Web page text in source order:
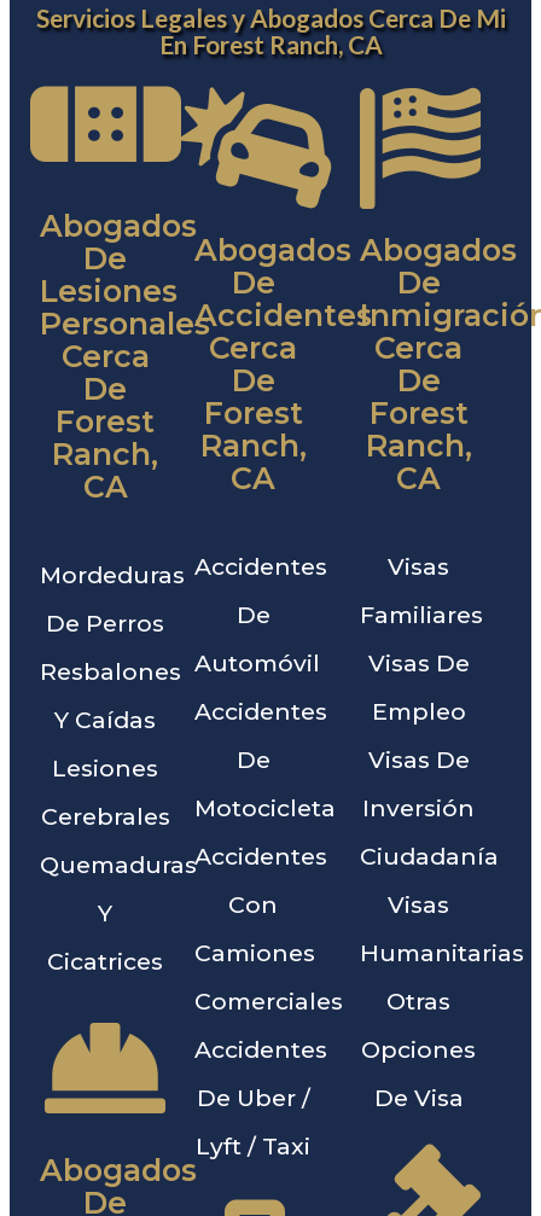
Servicios Legales y Abogados Cerca De Mi
En Forest Ranch, CA
Abogados
De
Lesiones
Personales
Cerca
De
Forest
Ranch,
CA
Mordeduras
De Perros
Resbalones
Y Caídas
Lesiones
Cerebrales
Quemaduras
Y
Cicatrices
Abogados
De
Abogados
De
Accidentes
Cerca
De
Forest
Ranch,
CA
Accidentes
De
Automóvil
Accidentes
De
Motocicleta
Accidentes
Con
Camiones
Comerciales
Accidentes
De Uber /
Lyft / Taxi
Abogados
De
Cerca
De
Forest
Ranch,
CA
Visas
Familiares
Visas De
Empleo
Visas De
Inversión
Ciudadanía
Visas
Humanitarias
Otras
Opciones
De Visa